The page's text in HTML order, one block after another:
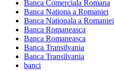
Banca Comerciala Romana
Banca Nationa a Romaniei
Banca Nationala a Romaniei
Banca Romaneasca
Banca Romaneasca
Banca Transilvania
Banca Transilvania
banci